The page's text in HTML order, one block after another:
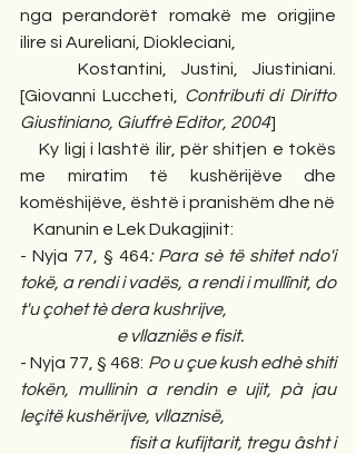
nga perandorët romakë me origjine
ilire si Aureliani, Diokleciani,
Kostantini, Justini, Jiustiniani.
[Giovanni Luccheti, Contributi di Diritto
Giustiniano, Giuffrè Editor, 2004]
Ky ligj i lashtë ilir, për shitjen e tokës
me miratim të kushërijëve dhe
komëshijëve, është i pranishëm dhe në
Kanunin e Lek Dukagjinit:
- Nyja 77, § 464: Para sè të shitet ndo'i
tokë, a rendi i vadës, a rendi i mullînit, do
t'u çohet tè dera kushrijve,
e vllazniës e fisit.
- Nyja 77, § 468: Po u çue kush edhè shiti
tokën, mullinin a rendin e ujit, pà jau
leçitë kushërijve, vllaznisë,
fisit a kufijtarit, tregu âsht i